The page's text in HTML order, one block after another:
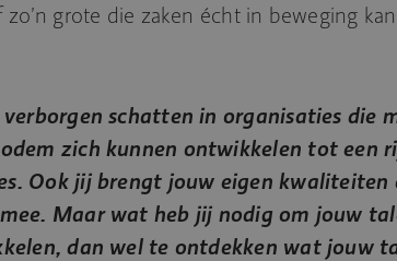
grote die zaken écht in beweging kan
schatten in organisaties die
zich kunnen ontwikkelen tot een
Ook jij brengt jouw eigen kwaliteiten
Maar wat heb jij nodig om jouw
dan wel te ontdekken wat jouw